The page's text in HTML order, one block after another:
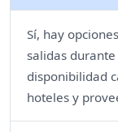
Sí, hay
salidas
disponibilidad
hoteles y